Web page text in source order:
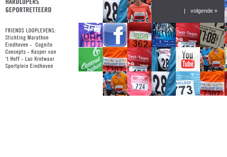
| volgende »